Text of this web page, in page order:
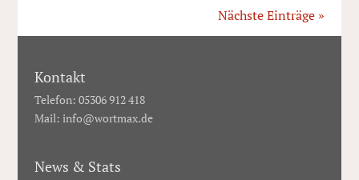
Nächste Einträge »
Kontakt
Telefon: 05306 912 418
Mail: info@wortmax.de
News & Stats